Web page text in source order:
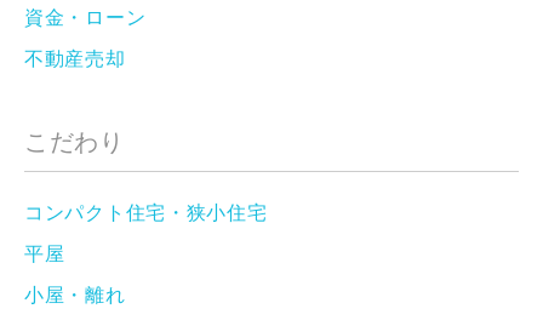
資金・ローン
不動産売却
こだわり
コンパクト住宅・狭小住宅
平屋
小屋・離れ